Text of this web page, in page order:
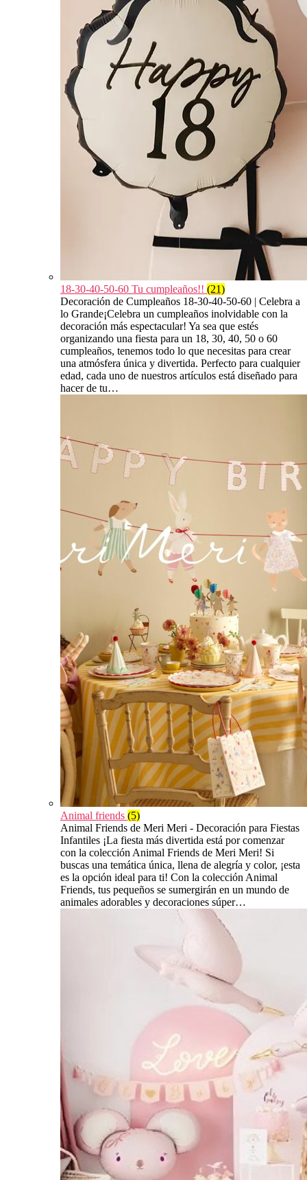
18-30-40-50-60 Tu cumpleaños!! (21)
Decoración de Cumpleaños 18-30-40-50-60 | Celebra a
lo Grande¡Celebra un cumpleaños inolvidable con la
decoración más espectacular! Ya sea que estés
organizando una fiesta para un 18, 30, 40, 50 o 60
cumpleaños, tenemos todo lo que necesitas para crear
una atmósfera única y divertida. Perfecto para cualquier
edad, cada uno de nuestros artículos está diseñado para
hacer de tu…
Animal friends (5)
Animal Friends de Meri Meri - Decoración para Fiestas
Infantiles ¡La fiesta más divertida está por comenzar
con la colección Animal Friends de Meri Meri! Si
buscas una temática única, llena de alegría y color, ¡esta
es la opción ideal para ti! Con la colección Animal
Friends, tus pequeños se sumergirán en un mundo de
animales adorables y decoraciones súper…